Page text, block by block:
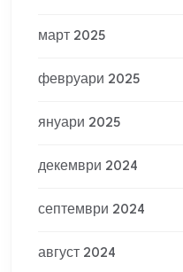
март 2025
февруари 2025
януари 2025
декември 2024
септември 2024
август 2024